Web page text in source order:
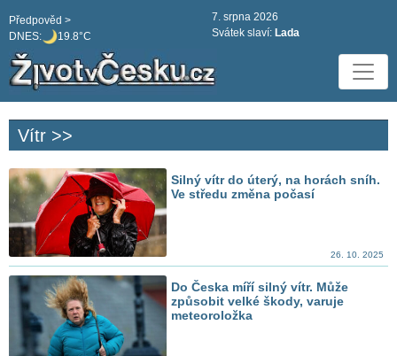
DNES: 19.8°C
Předpověd >
7. srpna 2026
Svátek slaví: Lada
Vítr >>
Silný vítr do úterý, na horách sníh.
Ve středu změna počasí
26. 10. 2025
Do Česka míří silný vítr. Může
způsobit velké škody, varuje
meteoroložka